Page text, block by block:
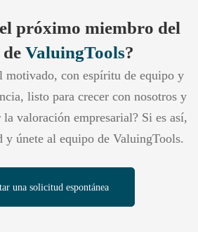
próximo miembro del
ValuingTools?
motivado, con espíritu de equipo y
listo para crecer con nosotros y
valoración empresarial? Si es así,
y únete al equipo de ValuingTools.
una solicitud espontánea